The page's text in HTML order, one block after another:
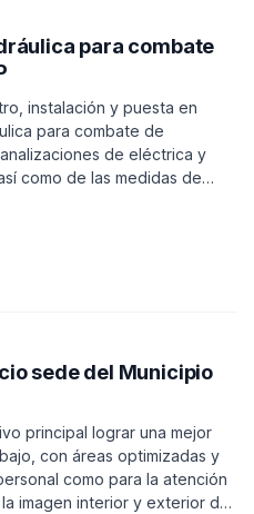
para combate
instalación y puesta en
para combate de
de eléctrica y
como de las medidas de
el Parque Científico y
sede del Municipio
principal lograr una mejor
con áreas optimizadas y
como para la atención
imagen interior y exterior del